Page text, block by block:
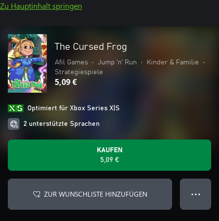
Zu Hauptinhalt springen
The Cursed Frog
Afil Games • Jump ’n’ Run • Kinder & Familie
•
Strategiespiele
5,09 €
Optimiert für Xbox Series X|S
2 unterstützte Sprachen
KAUFEN
5,09 €
ZUR WUNSCHLISTE HINZUFÜGEN ● ● ●